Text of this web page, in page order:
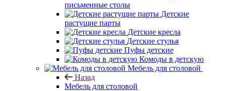
письменные столы
Детские
растущие парты
Детские кресла
Детские стулья
Пуфы детские
Комоды в детскую
Мебель для столовой
Назад
Мебель для столовой